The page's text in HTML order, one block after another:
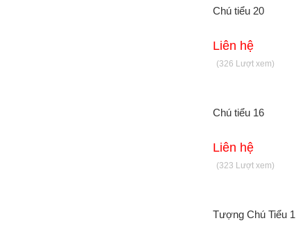
Chú tiểu 20
Liên hệ
(326 Lượt xem)
Chú tiểu 16
Liên hệ
(323 Lượt xem)
Tượng Chú Tiểu 1